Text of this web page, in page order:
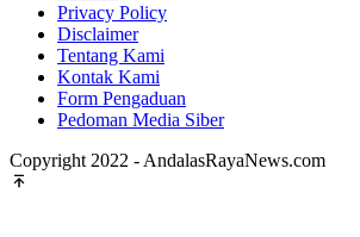
Privacy Policy
Disclaimer
Tentang Kami
Kontak Kami
Form Pengaduan
Pedoman Media Siber
Copyright 2022 - AndalasRayaNews.com